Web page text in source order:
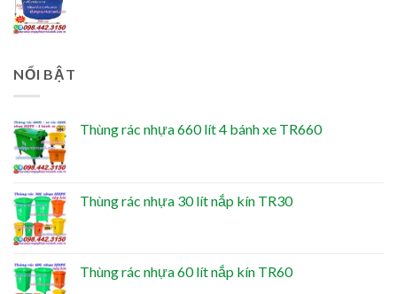
NỔI BẬT
Thùng rác nhựa 660 lít 4 bánh xe TR660
Thùng rác nhựa 30 lít nắp kín TR30
Thùng rác nhựa 60 lít nắp kín TR60